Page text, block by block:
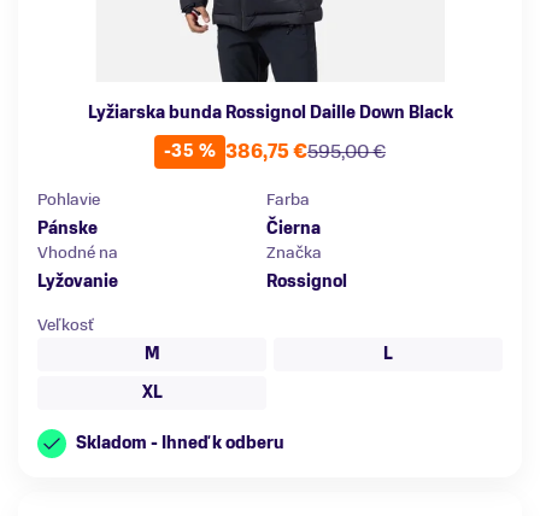
Lyžiarska bunda Rossignol Daille Down Black
-35 %
595,00 €
386,75 €
Pohlavie
Pánske
Farba
Čierna
Vhodné na
Lyžovanie
Značka
Rossignol
Veľkosť
M
L
XL
Skladom - Ihneď k odberu